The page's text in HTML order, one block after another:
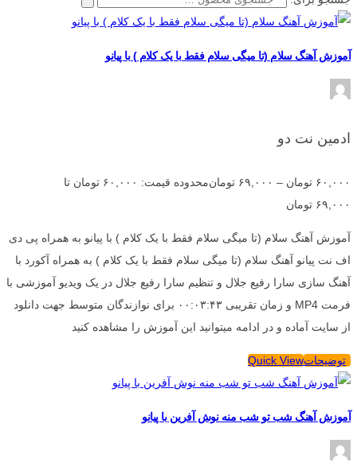
آموزش آهنگ سلام (تا میگی سلام فقط با یک کلام ) با پیانو
ادمین نت دو
۶۰,۰۰۰ تومان – ۶۹,۰۰۰ تومان
محدوده قیمت: ۶۰,۰۰۰ تومان تا
۶۹,۰۰۰ تومان
آموزش آهنگ سلام (تا میگی سلام فقط با یک کلام ) با پیانو به همراه پی دی
اف نت پیانو آهنگ سلام (تا میگی سلام فقط با یک کلام ) به همراه آکورد با
آهنگ سازی سارا رفیع جلال و تنظیم سارا رفیع جلال در یک ویدیو آموزشی با
فرمت MP4 و زمان تقریبی ۰۰:۰۳:۴۳ برای نوازندگان متوسط جهت دانلود
از سایت آماده و در ادامه میتوانید این آموزش را مشاهده کنید
توضیحاتQuick View
آموزش آهنگ شب تو شب منه نوش آفرین با پیانو